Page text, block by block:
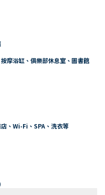
摩浴缸、俱樂部休息室、圖書館
、Wi-Fi、SPA、洗衣等